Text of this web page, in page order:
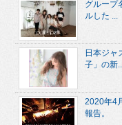
グループ
ルした ...
日本ジャ
子」の新
2020年4
報告。